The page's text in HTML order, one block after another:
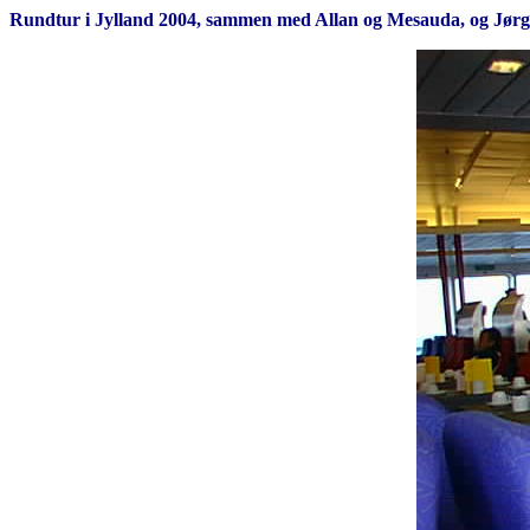
Rundtur i Jylland 2004, sammen med Allan og Mesauda, og